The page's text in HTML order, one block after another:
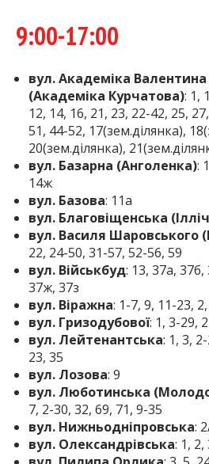
9:00-17:00
вул. Академіка
(Академіка Курчатова): 1,
12, 14, 16, 21, 23, 22-42, 25,
51, 44-52, 17(зем.ділянка),
20(зем.ділянка),
вул. Базарна (Анголенка):
14ж
вул. Базова: 11а
вул. Благовіщенська
вул. Василя Шаровського
22, 24-50, 31-57, 52-56, 59
вул. Військбуд: 13, 37а, 37б,
37ж, 37з
вул. Віражна: 1-7, 9, 11-23,
вул. Гризодубової: 1, 3-29,
вул. Лейтенантська: 1, 3,
23, 35
вул. Лозова: 9
вул. Люботинська
7, 2-30, 32, 69, 71, 9-35
вул. Нижньодніпровська:
вул. Олександрівська: 1, 2,